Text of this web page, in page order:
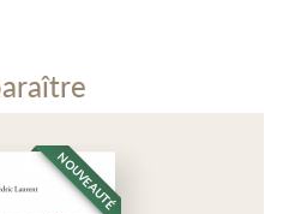
lettres (linguistique chinoise)
langue et littérature chinoises
aussi l’auteur d'une série de
à l'Asiathèque.
nì’ài 爱、喜欢 - 爱好、喜
NOUVEAUTÉ